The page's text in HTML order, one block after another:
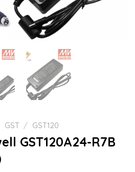
GST / GST120
GST120A24-R7B